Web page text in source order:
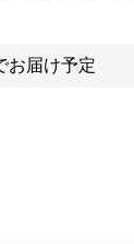
お届け予定